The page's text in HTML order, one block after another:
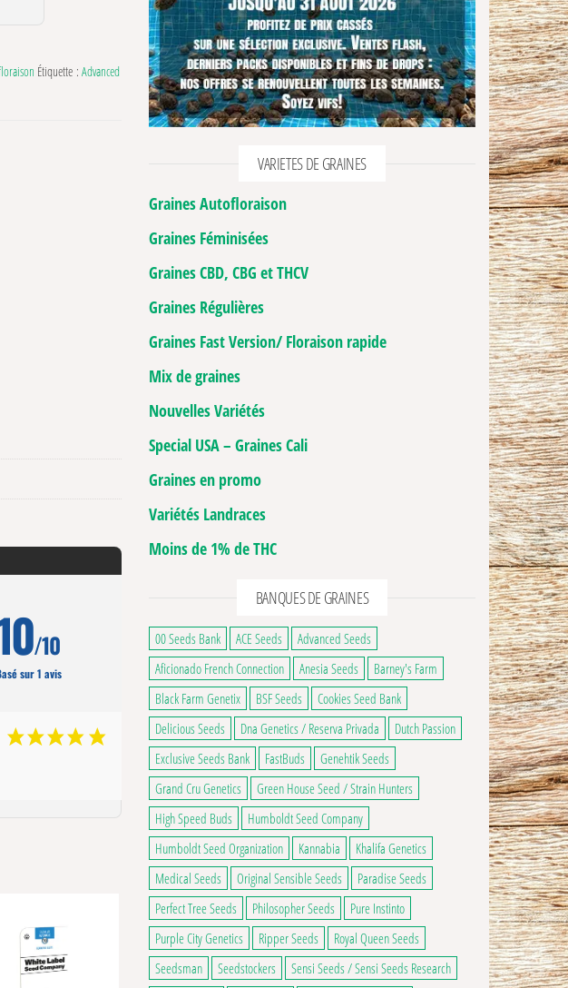
Étiquette : Advanced
/10
sur 1 avis
VARIETES DE GRAINES
Graines Autofloraison
Graines Féminisées
Graines CBD, CBG et THCV
Graines Régulières
Graines Fast Version/ Floraison rapide
Mix de graines
Nouvelles Variétés
Special USA – Graines Cali
Graines en promo
Variétés Landraces
Moins de 1% de THC
BANQUES DE GRAINES
00 Seeds Bank ACE Seeds
Advanced Seeds
Aficionado French Connection
Anesia Seeds
Barney's Farm
Black Farm Genetix
BSF Seeds
Cookies Seed Bank
Delicious Seeds
Dna Genetics / Reserva Privada
Dutch Passion
Exclusive Seeds Bank
FastBuds
Genehtik Seeds
Grand Cru Genetics
Green House Seed / Strain Hunters
High Speed Buds
Humboldt Seed Company
Humboldt Seed Organization
Kannabia
Khalifa Genetics
Medical Seeds
Original Sensible Seeds
Paradise Seeds
Perfect Tree Seeds
Philosopher Seeds
Pure Instinto
Purple City Genetics
Ripper Seeds
Royal Queen Seeds
Seedsman
Seedstockers
Sensi Seeds / Sensi Seeds Research